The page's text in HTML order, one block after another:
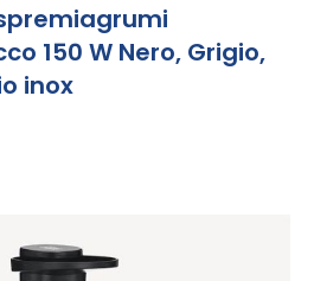
spremiagrumi
150 W Nero, Grigio,
inox